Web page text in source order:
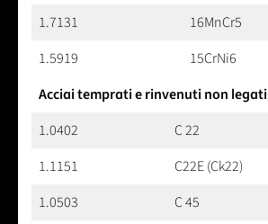
1.7131
16MnCr5
1.5919
15CrNi6
Acciai temprati e rinvenuti non legati
1.0402
C 22
1.1151
C22E (Ck22)
1.0503
C 45